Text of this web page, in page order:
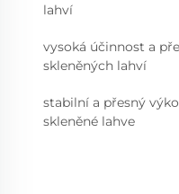
lahví
vysoká účinnost a
skleněných lahví
stabilní a přesný
skleněné lahve